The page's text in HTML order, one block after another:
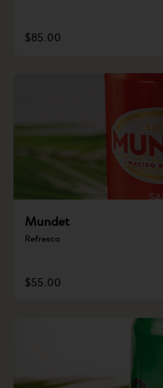
$85.00
Mundet
Refresco
$55.00